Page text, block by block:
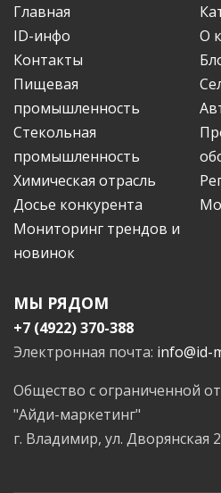
Главная
ID-инфо
О
Контакты
Пищевая
промышленность
Стекольная
промышленность
Химическая отрасль
Досье конкурента
Мониторинг трендов и
новинок
МЫ РЯДОМ
+7 (4922) 370-388
Электронная почта: info@id-
Общество с ограниченной
"Айди-маркетинг"
г. Владимир, ул. Дворянская